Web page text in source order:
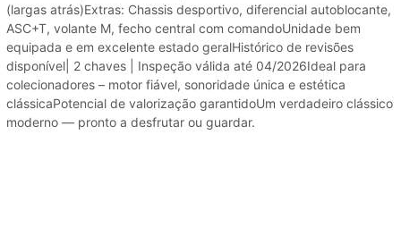
(largas atrás)Extras: Chassis desportivo, diferencial autoblocante,
ASC+T, volante M, fecho central com comandoUnidade bem
equipada e em excelente estado geralHistórico de revisões
disponível| 2 chaves | Inspeção válida até 04/2026Ideal para
colecionadores – motor fiável, sonoridade única e estética
clássicaPotencial de valorização garantidoUm verdadeiro clássico
moderno — pronto a desfrutar ou guardar.